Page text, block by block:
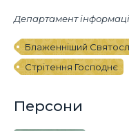
Департамент
Блаженніший
Стрітення Господнє
Персони